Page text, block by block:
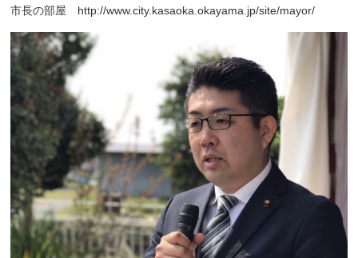
市長の部屋 http://www.city.kasaoka.okayama.jp/site/mayor/